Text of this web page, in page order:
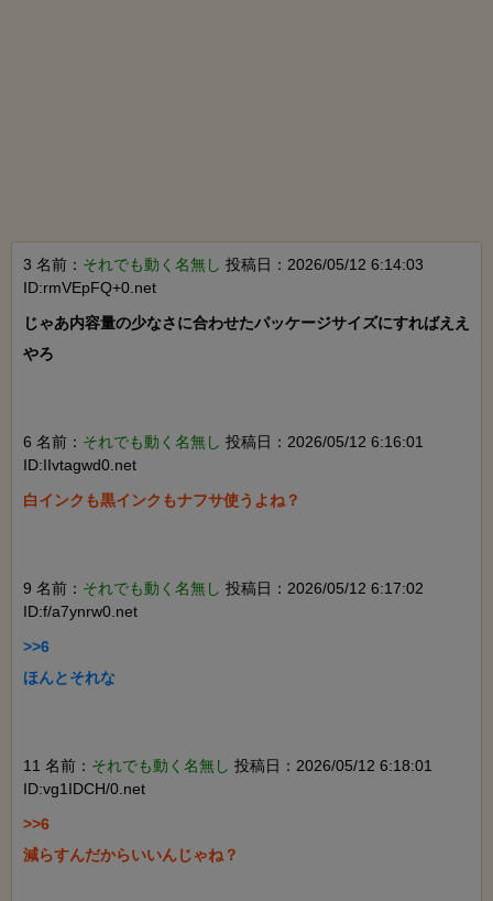
3 名前： それでも動く名無し 投稿日：2026/05/12 6:14:03
ID:rmVEpFQ+0.net
じゃあ内容量の少なさに合わせたパッケージサイズにすればええ
やろ
6 名前： それでも動く名無し 投稿日：2026/05/12 6:16:01
ID:IIvtagwd0.net
白インクも黒インクもナフサ使うよね？
9 名前： それでも動く名無し 投稿日：2026/05/12 6:17:02
ID:f/a7ynrw0.net
>>6
ほんとそれな
11 名前： それでも動く名無し 投稿日：2026/05/12 6:18:01
ID:vg1IDCH/0.net
>>6
減らすんだからいいんじゃね？